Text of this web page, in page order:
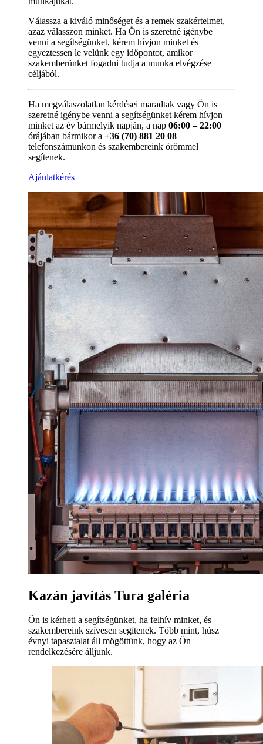
Válassza a kiváló minőséget és a remek szakértelmet,
azaz válasszon minket. Ha Ön is szeretné igénybe
venni a segítségünket, kérem hívjon minket és
egyeztessen le velünk egy időpontot, amikor
szakemberünket fogadni tudja a munka elvégzése
céljából.
Ha megválaszolatlan kérdései maradtak vagy Ön is
szeretné igénybe venni a segítségünket kérem hívjon
minket az év bármelyik napján, a nap 06:00 – 22:00
órájában bármikor a +36 (70) 881 20 08
telefonszámunkon és szakembereink örömmel
segítenek.
Ajánlatkérés
Kazán javítás Tura galéria
Ön is kérheti a segítségünket, ha felhív minket, és
szakembereink szívesen segítenek. Több mint, húsz
évnyi tapasztalat áll mögöttünk, hogy az Ön
rendelkezésére álljunk.